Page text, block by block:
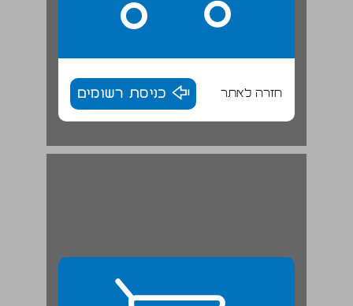
חזרה לאתר כניסת רשומים
הערות לתכנית הפעולה: יהודה פז, אשר יזרעאלי, מנחם רוזנר, אהרון ידלין, רפי קוצר, אברהם בן-צבי, אמנון כספי ... 26